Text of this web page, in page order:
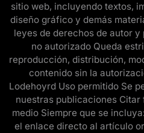
sitio web, incluyendo textos,
diseño gráfico y demás
leyes de derechos de autor
no autorizado Queda
reproducción, distribución,
contenido sin la
Lodehoyrd Uso permitido Se
nuestras publicaciones
medio Siempre que se
el enlace directo al artículo